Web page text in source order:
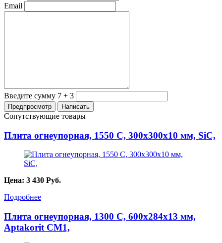
Email
Введите сумму 7 + 3
Сопутствующие товары
Плита огнеупорная, 1550 С, 300х300х10 мм, SiC,
Цена: 3 430 Руб.
Подробнее
Плита огнеупорная, 1300 С, 600х284х13 мм,
Aptakorit CM1,